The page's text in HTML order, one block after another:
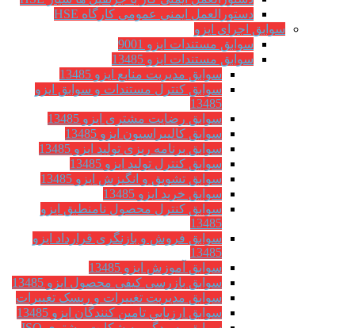
دستورالعمل ایمنی عمومی کارگاه HSE
سوابق اجرای ایزو
سوابق مستندات ایزو 9001
سوابق مستندات ایزو 13485
سوابق مدیریت منابع ایزو 13485
سوابق کنترل مستندات و سوابق ایزو
13485
سوابق رضایت مشتری ایزو 13485
سوابق كاليبراسيون ایزو 13485
سوابق برنامه ریزی تولید ایزو 13485
سوابق کنترل تولید ایزو 13485
سوابق تشویق و انگیزش ایزو 13485
سوابق خرید ایزو 13485
سوابق کنترل محصول نامنطبق ایزو
13485
سوابق فروش و بازنگری قرارداد ایزو
13485
سوابق آموزش ایزو 13485
سوابق بازرسی کیفی محصول ایزو 13485
سوابق مدیریت تغییرات و ریسک تغییرات
سوابق ارزيابي تامين كنندگان ایزو 13485